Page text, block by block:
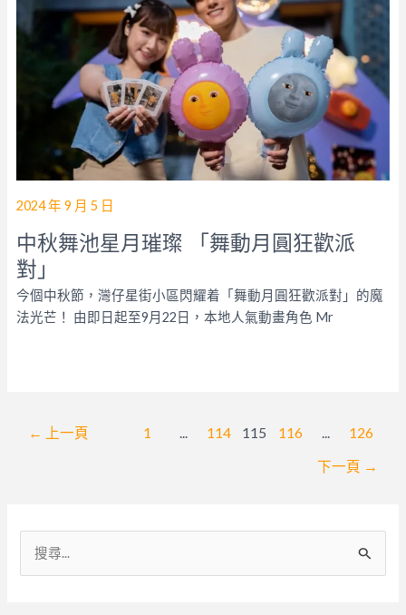
2024 年 9 月 5 日
中秋舞池星月璀璨 「舞動月圓狂歡派
對」
今個中秋節，灣仔星街小區閃耀着「舞動月圓狂歡派對」的魔
法光芒！ 由即日起至9月22日，本地人氣動畫角色 Mr
← 上一頁 1 ... 114 115 116 ... 126
下一頁 →